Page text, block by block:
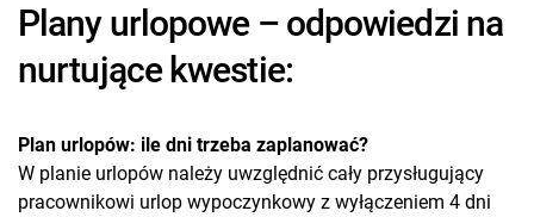
Plany urlopowe – odpowiedzi na
nurtujące kwestie:
Plan urlopów: ile dni trzeba zaplanować?
W planie urlopów należy uwzględnić cały przysługujący
pracownikowi urlop wypoczynkowy z wyłączeniem 4 dni